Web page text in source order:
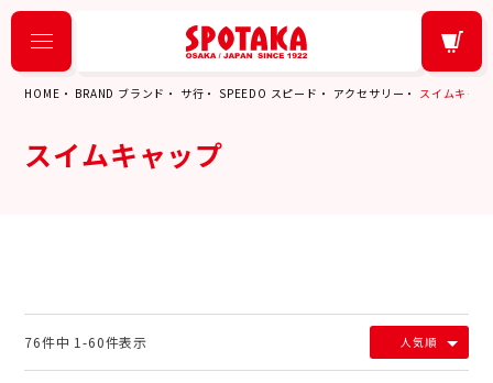
HOME BRAND ブランド サ行 SPEEDO スピード アクセサリー スイムキャ
スイムキャップ
人気順
76件中 1-60件表示